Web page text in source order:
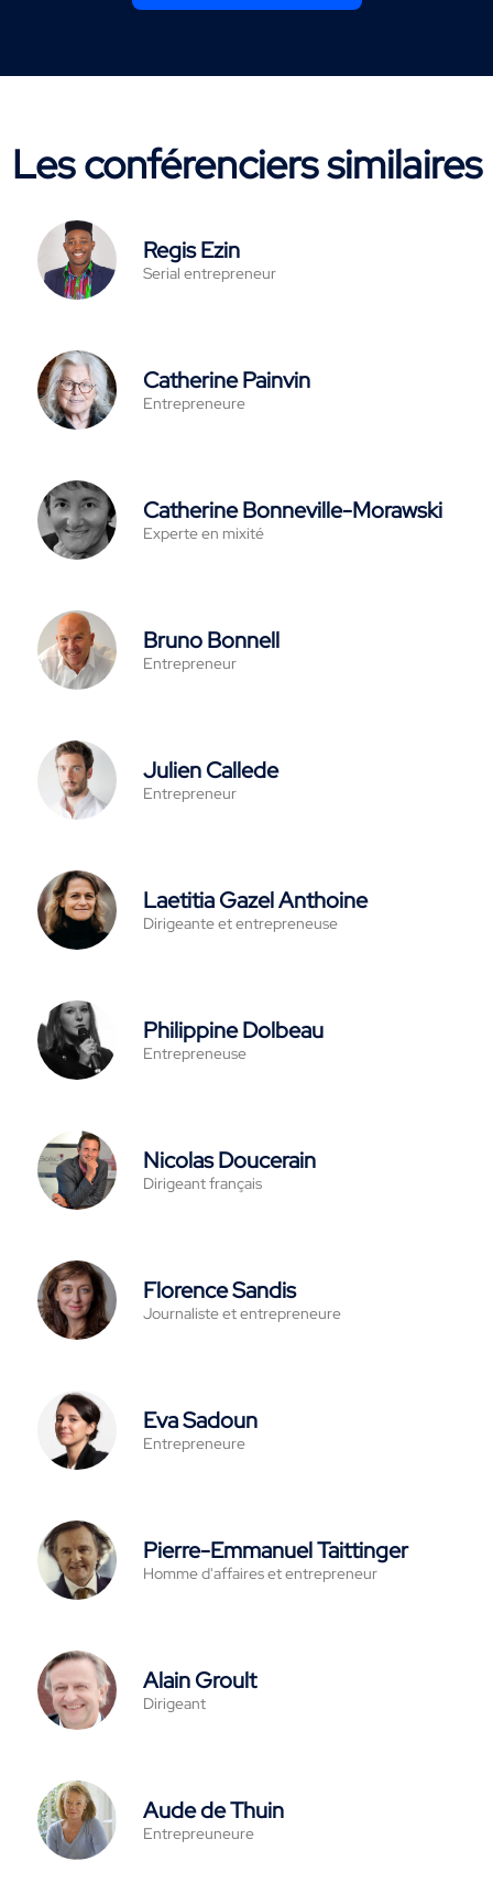
Les conférenciers similaires
Regis Ezin
Serial entrepreneur
Catherine Painvin
Entrepreneure
Catherine Bonneville-Morawski
Experte en mixité
Bruno Bonnell
Entrepreneur
Julien Callede
Entrepreneur
Laetitia Gazel Anthoine
Dirigeante et entrepreneuse
Philippine Dolbeau
Entrepreneuse
Nicolas Doucerain
Dirigeant français
Florence Sandis
Journaliste et entrepreneure
Eva Sadoun
Entrepreneure
Pierre-Emmanuel Taittinger
Homme d'affaires et entrepreneur
Alain Groult
Dirigeant
Aude de Thuin
Entrepreuneure